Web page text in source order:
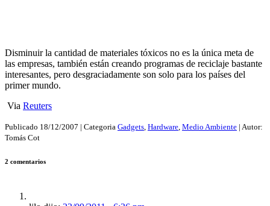
Disminuir la cantidad de materiales tóxicos no es la única meta de
las empresas, también están creando programas de reciclaje bastante
interesantes, pero desgraciadamente son solo para los países del
primer mundo.
Via Reuters
Publicado 18/12/2007 | Categoria Gadgets, Hardware, Medio Ambiente | Autor:
Tomás Cot
2 comentarios